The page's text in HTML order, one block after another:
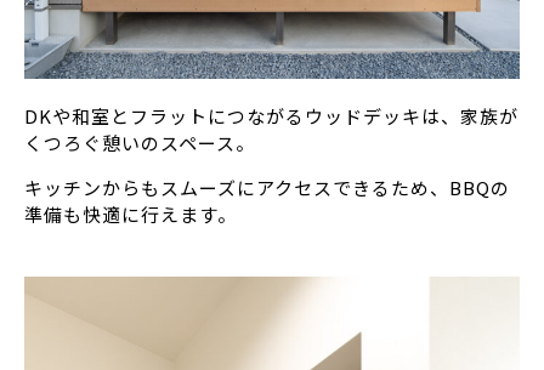
DKや和室とフラットにつながるウッドデッキは、家族が
くつろぐ憩いのスペース。
キッチンからもスムーズにアクセスできるため、BBQの
準備も快適に行えます。